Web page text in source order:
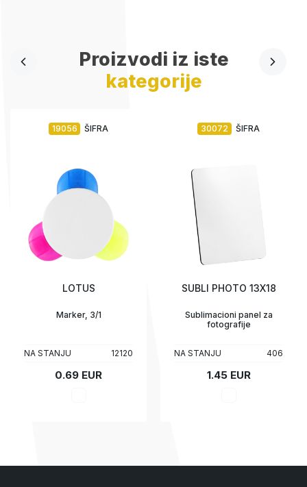
Proizvodi iz iste
kategorije
ŠIFRA
19056
LOTUS
Marker, 3/1
NA STANJU 12120
0.69 EUR
ŠIFRA
30072
SUBLI PHOTO 13X18
Sublimacioni panel za
fotografije
NA STANJU 406
1.45 EUR